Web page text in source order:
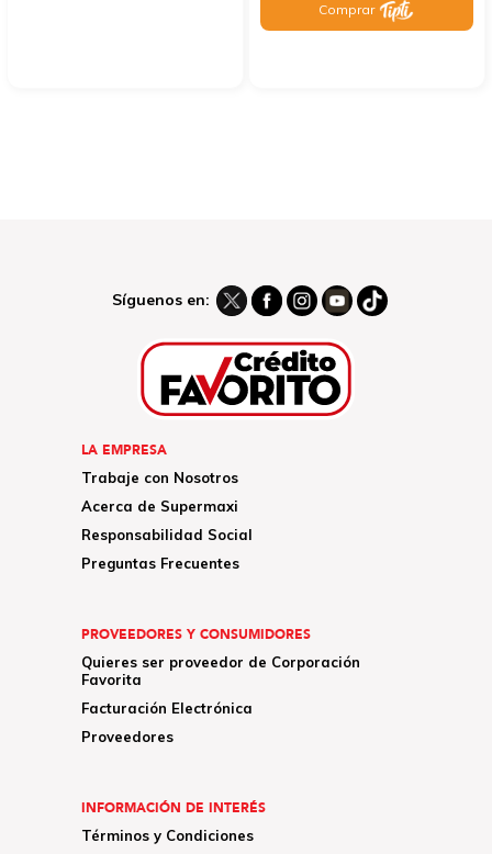
Comprar
Síguenos en:
LA EMPRESA
Trabaje con Nosotros
Acerca de Supermaxi
Responsabilidad Social
Preguntas Frecuentes
PROVEEDORES Y CONSUMIDORES
Quieres ser proveedor de Corporación
Favorita
Facturación Electrónica
Proveedores
INFORMACIÓN DE INTERÉS
Términos y Condiciones